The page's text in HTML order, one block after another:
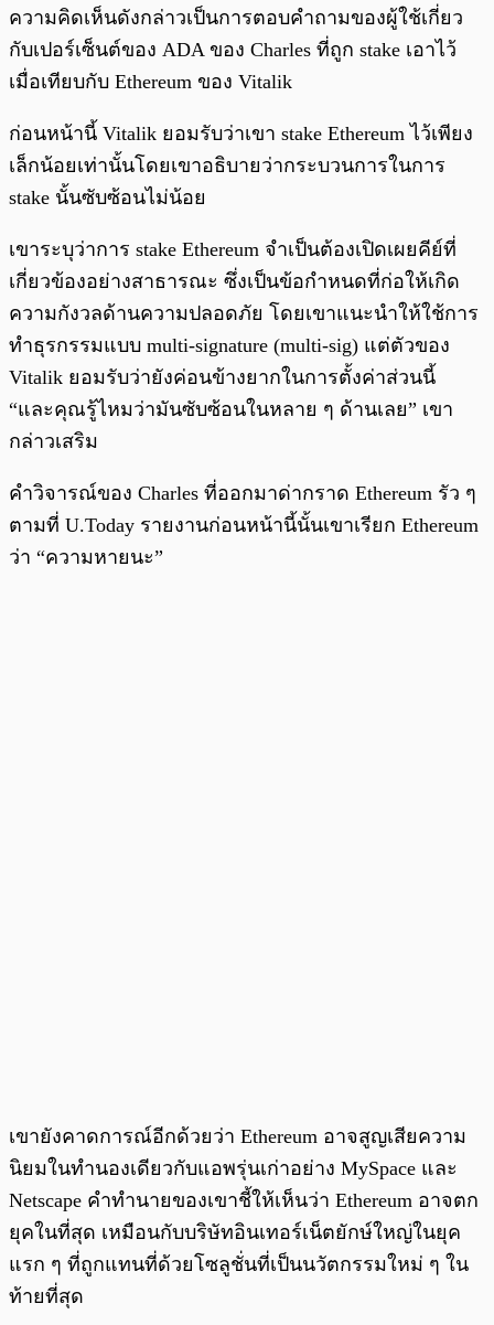
ความคิดเห็นดังกล่าวเป็นการตอบคำถามของผู้ใช้เกี่ยว
กับเปอร์เซ็นต์ของ ADA ของ Charles ที่ถูก stake เอาไว้
เมื่อเทียบกับ Ethereum ของ Vitalik
ก่อนหน้านี้ Vitalik ยอมรับว่าเขา stake Ethereum ไว้เพียง
เล็กน้อยเท่านั้นโดยเขาอธิบายว่ากระบวนการในการ
stake นั้นซับซ้อนไม่น้อย
เขาระบุว่าการ stake Ethereum จำเป็นต้องเปิดเผยคีย์ที่
เกี่ยวข้องอย่างสาธารณะ ซึ่งเป็นข้อกำหนดที่ก่อให้เกิด
ความกังวลด้านความปลอดภัย โดยเขาแนะนำให้ใช้การ
ทำธุรกรรมแบบ multi-signature (multi-sig) แต่ตัวของ
Vitalik ยอมรับว่ายังค่อนข้างยากในการตั้งค่าส่วนนี้
“และคุณรู้ไหมว่ามันซับซ้อนในหลาย ๆ ด้านเลย” เขา
กล่าวเสริม
คำวิจารณ์ของ Charles ที่ออกมาด่ากราด Ethereum รัว ๆ
ตามที่ U.Today รายงานก่อนหน้านี้นั้นเขาเรียก Ethereum
ว่า “ความหายนะ”
เขายังคาดการณ์อีกด้วยว่า Ethereum อาจสูญเสียความ
นิยมในทำนองเดียวกับแอพรุ่นเก่าอย่าง MySpace และ
Netscape คำทำนายของเขาชี้ให้เห็นว่า Ethereum อาจตก
ยุคในที่สุด เหมือนกับบริษัทอินเทอร์เน็ตยักษ์ใหญ่ในยุค
แรก ๆ ที่ถูกแทนที่ด้วยโซลูชั่นที่เป็นนวัตกรรมใหม่ ๆ ใน
ท้ายที่สุด